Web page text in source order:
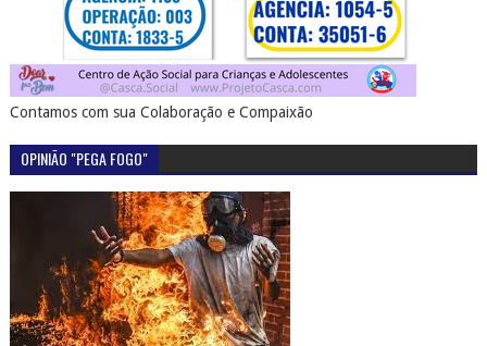
Contamos com sua Colaboração e Compaixão
OPINIÃO "PEGA FOGO"